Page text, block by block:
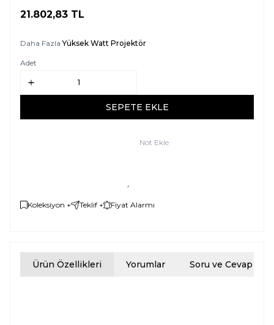
21.802,83 TL
Daha FazlaYüksek Watt Projektör
Adet
SEPETE EKLE
Not Ekle
Koleksiyon + Teklif + Fiyat Alarmı
Ürün Özellikleri Yorumlar Soru ve Cevap